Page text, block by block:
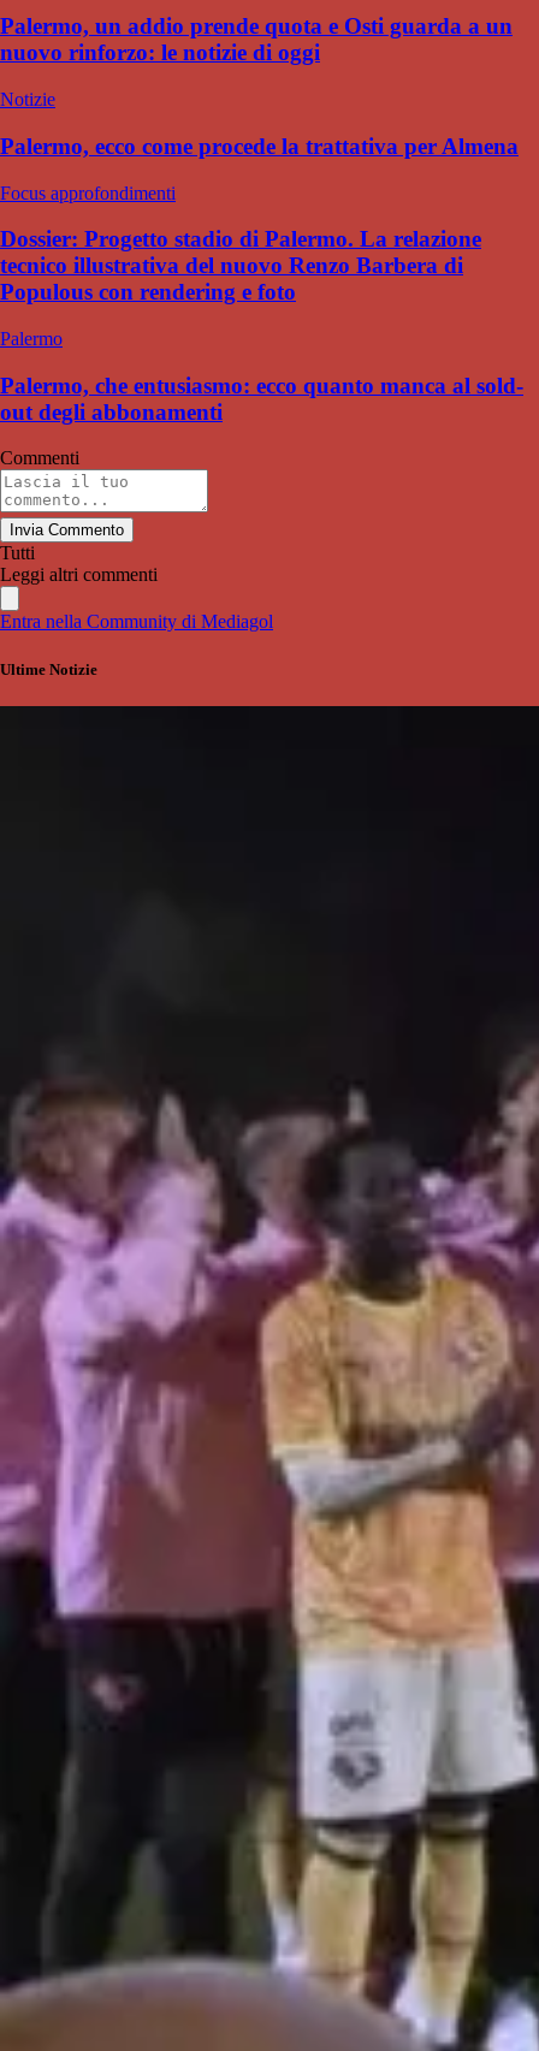
Palermo, un addio prende quota e Osti guarda a un
nuovo rinforzo: le notizie di oggi
Notizie
Palermo, ecco come procede la trattativa per Almena
Focus approfondimenti
Dossier: Progetto stadio di Palermo. La relazione
tecnico illustrativa del nuovo Renzo Barbera di
Populous con rendering e foto
Palermo
Palermo, che entusiasmo: ecco quanto manca al sold-
out degli abbonamenti
Commenti
Invia Commento
Tutti
Leggi altri commenti
Entra nella Community di Mediagol
Ultime Notizie